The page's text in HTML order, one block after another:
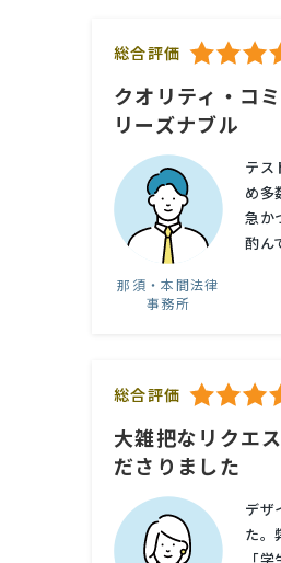
総合評価
クオリティ・コ
リーズナブル
那須・本間法律
事務所
テス
め多
急か
酌ん
総合評価
大雑把なリクエ
ださりました
デザ
た。